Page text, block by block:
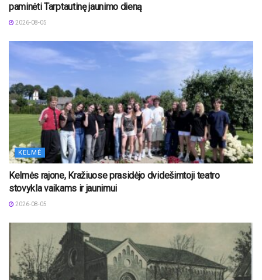
paminėti Tarptautinę jaunimo dieną
2026-08-05
KELMĖ
Kelmės rajone, Kražiuose prasidėjo dvidešimtoji teatro
stovykla vaikams ir jaunimui
2026-08-05